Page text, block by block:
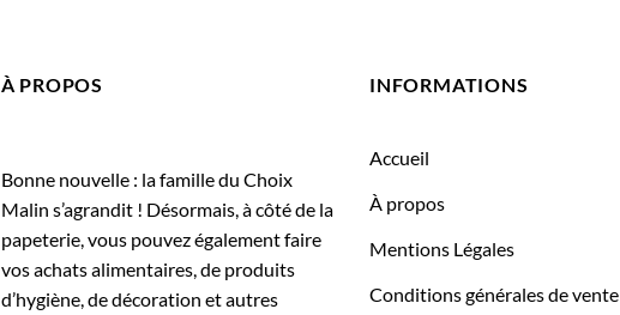
À PROPOS
Bonne nouvelle : la famille du Choix
Malin s’agrandit ! Désormais, à côté de la
papeterie, vous pouvez également faire
vos achats alimentaires, de produits
d’hygiène, de décoration et autres
INFORMATIONS
Accueil
À propos
Mentions Légales
Conditions générales de vente